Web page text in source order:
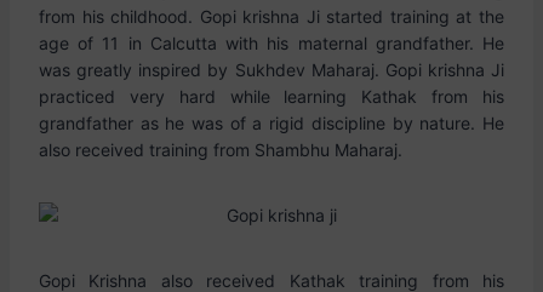
from his childhood. Gopi krishna Ji started training at the
age of 11 in Calcutta with his maternal grandfather. He
was greatly inspired by Sukhdev Maharaj. Gopi krishna Ji
practiced very hard while learning Kathak from his
grandfather as he was of a rigid discipline by nature. He
also received training from Shambhu Maharaj.
Gopi Krishna also received Kathak training from his